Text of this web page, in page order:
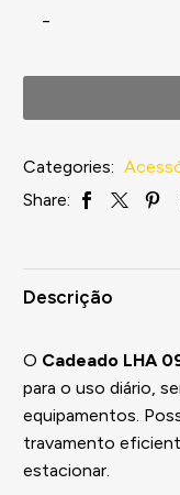
-
Categories:
Share:
Descrição
O Cadeado LHA
para o uso diário,
equipamentos.
travamento
estacionar.